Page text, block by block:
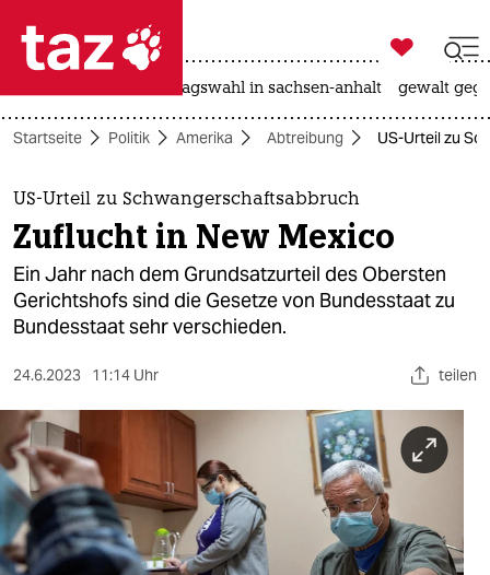
 taz zahl ich
taz zahl ich
themen
politik
öko
sport
berlin
nord

taz zahl ich
landtagswahl in sachsen-anhalt gewalt
Startseite Politik Amerika Abtreibung US-Urteil zu
US-Urteil zu Schwangerschaftsabbruch
Zuflucht in New Mexico
Ein Jahr nach dem Grundsatzurteil des Obersten
Gerichtshofs sind die Gesetze von Bundesstaat zu
Bundesstaat sehr verschieden.
24.6.2023 11:14 Uhr teilen